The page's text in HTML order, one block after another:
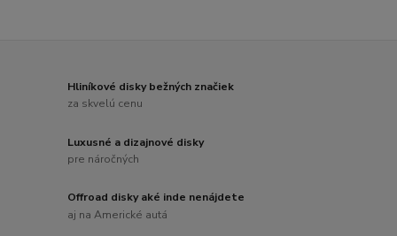
Hliníkové disky bežných značiek
za skvelú cenu
Luxusné a dizajnové disky
pre náročných
Offroad disky aké inde nenájdete
aj na Americké autá